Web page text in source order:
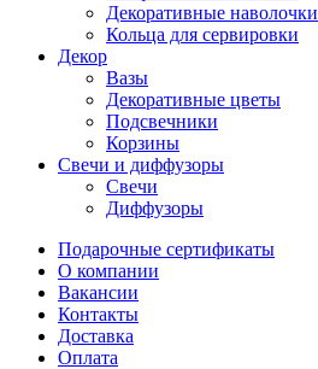
Декоративные наволочки
Кольца для сервировки
Декор
Вазы
Декоративные цветы
Подсвечники
Корзины
Свечи и диффузоры
Свечи
Диффузоры
Подарочные сертификаты
О компании
Вакансии
Контакты
Доставка
Оплата